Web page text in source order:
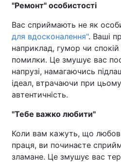
"Ремонт" особистості
Вас сприймають не як
для вдосконалення". Ваші
наприклад, гумор чи
помилки. Це змушує вас
напрузі, намагаючись
ідеал, втрачаючи при
автентичність.
"Тебе важко любити"
Коли вам кажуть, що
праця, ви починаєте
зламане. Це змушує вас